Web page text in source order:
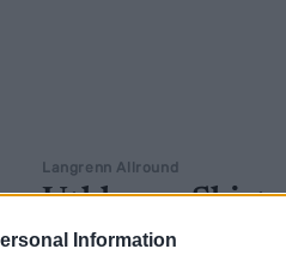
Information
Langrenn Allround
Utklasser
Drammen –